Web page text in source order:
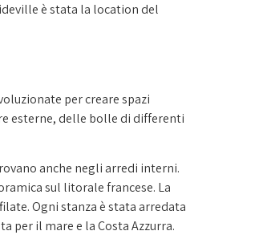
è stata la location del
per creare spazi
esterne, delle bolle di differenti
anche negli arredi interni.
sul litorale francese. La
Ogni stanza è stata arredata
per il mare e la Costa Azzurra.